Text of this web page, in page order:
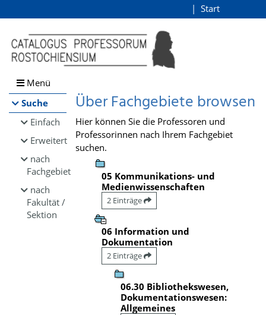
Browsen
direkt zum Inhalt
Start
Menü
Suche
Einfach
Erweitert
nach
Fachgebiet
nach
Fakultät /
Sektion
Über Fachgebiete browsen
Hier können Sie die Professoren und
Professorinnen nach Ihrem Fachgebiet
suchen.
05 Kommunikations- und
Medienwissenschaften
2 Einträge
06 Information und
Dokumentation
2 Einträge
06.30 Bibliothekswesen,
Dokumentationswesen:
Allgemeines